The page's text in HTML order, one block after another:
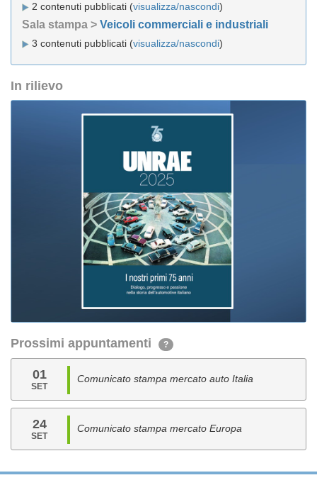
2 contenuti pubblicati (visualizza/nascondi)
Sala stampa > Veicoli commerciali e industriali
3 contenuti pubblicati (visualizza/nascondi)
In rilievo
Prossimi appuntamenti ?
01
SET
Comunicato stampa mercato auto Italia
24
SET
Comunicato stampa mercato Europa